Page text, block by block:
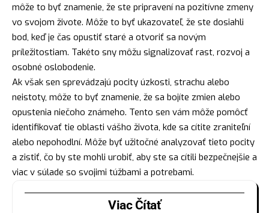
môže to byť znamenie, že ste pripravení na pozitívne zmeny
vo svojom živote. Môže to byť ukazovateľ, že ste dosiahli
bod, keď je čas opustiť staré a otvoriť sa novým
príležitostiam. Takéto sny môžu signalizovať rast, rozvoj a
osobné oslobodenie.
Ak však sen sprevádzajú pocity úzkosti, strachu alebo
neistoty, môže to byť znamenie, že sa bojíte zmien alebo
opustenia niečoho známeho. Tento sen vám môže pomôcť
identifikovať tie oblasti vášho života, kde sa cítite zraniteľní
alebo nepohodlní. Môže byť užitočné analyzovať tieto pocity
a zistiť, čo by ste mohli urobiť, aby ste sa cítili bezpečnejšie a
viac v súlade so svojimi túžbami a potrebami.
Viac Čítať